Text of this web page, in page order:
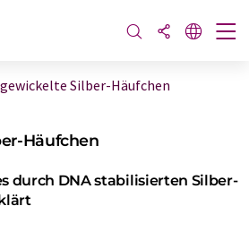
Silber-Häufchen
Häufchen
durch DNA stabilisierten Silber-